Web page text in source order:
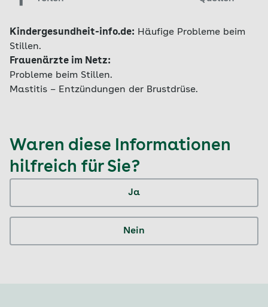
Kindergesundheit-info.de: Häufige Probleme beim
Stillen.
Frauenärzte im Netz:
Probleme beim Stillen.
Mastitis – Entzündungen der Brustdrüse.
Waren diese Informationen
hilfreich für Sie?
Ja
Nein